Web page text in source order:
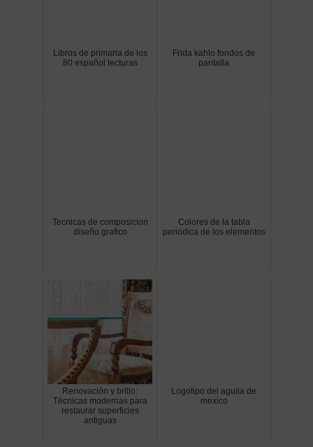
Libros de primaria de los
80 español lecturas
Frida kahlo fondos de
pantalla
Tecnicas de composicion
diseño grafico
Colores de la tabla
periodica de los elementos
Renovación y brillo:
Técnicas modernas para
restaurar superficies
antiguas
Logotipo del aguila de
mexico